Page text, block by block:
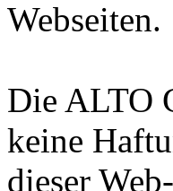
Webseiten.
Die ALTO
keine
dieser